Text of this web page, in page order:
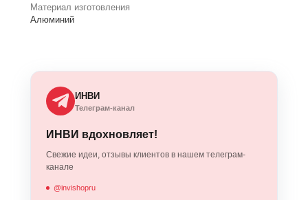
Материал изготовления
Алюминий
ИНВИ
Телеграм-канал
ИНВИ вдохновляет!
Свежие идеи, отзывы клиентов в нашем телеграм-
канале
@invishopru